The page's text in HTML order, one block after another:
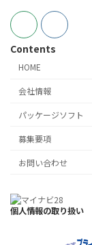
Contents
HOME
会社情報
パッケージソフト
募集要項
お問い合わせ
個人情報の取り扱い